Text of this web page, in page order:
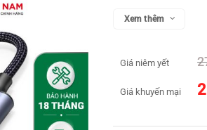
Xem thêm
Giá niêm yết
Giá khuyến mại